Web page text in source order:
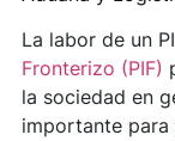
La labor de un
Fronterizo (PIF)
la sociedad en
importante para